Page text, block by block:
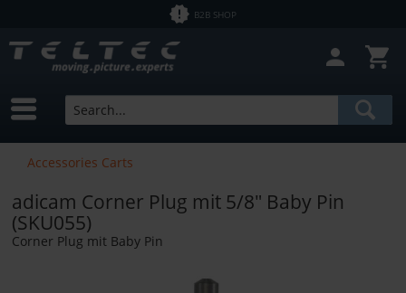
B2B SHOP
Accessories Carts
adicam Corner Plug mit 5/8" Baby Pin
(SKU055)
Corner Plug mit Baby Pin